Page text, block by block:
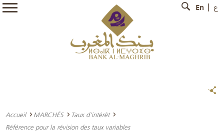
En ع
Accueil MARCHÉS
Taux d'intérêt
Référence pour la révision des taux variables